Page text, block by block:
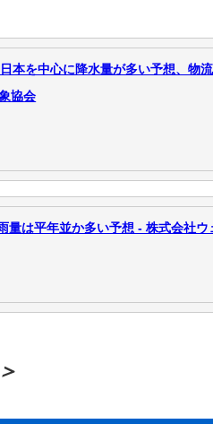
本を中心に降水量が多い予想、物
協会
量は平年並か多い予想 - 株式会社ウ